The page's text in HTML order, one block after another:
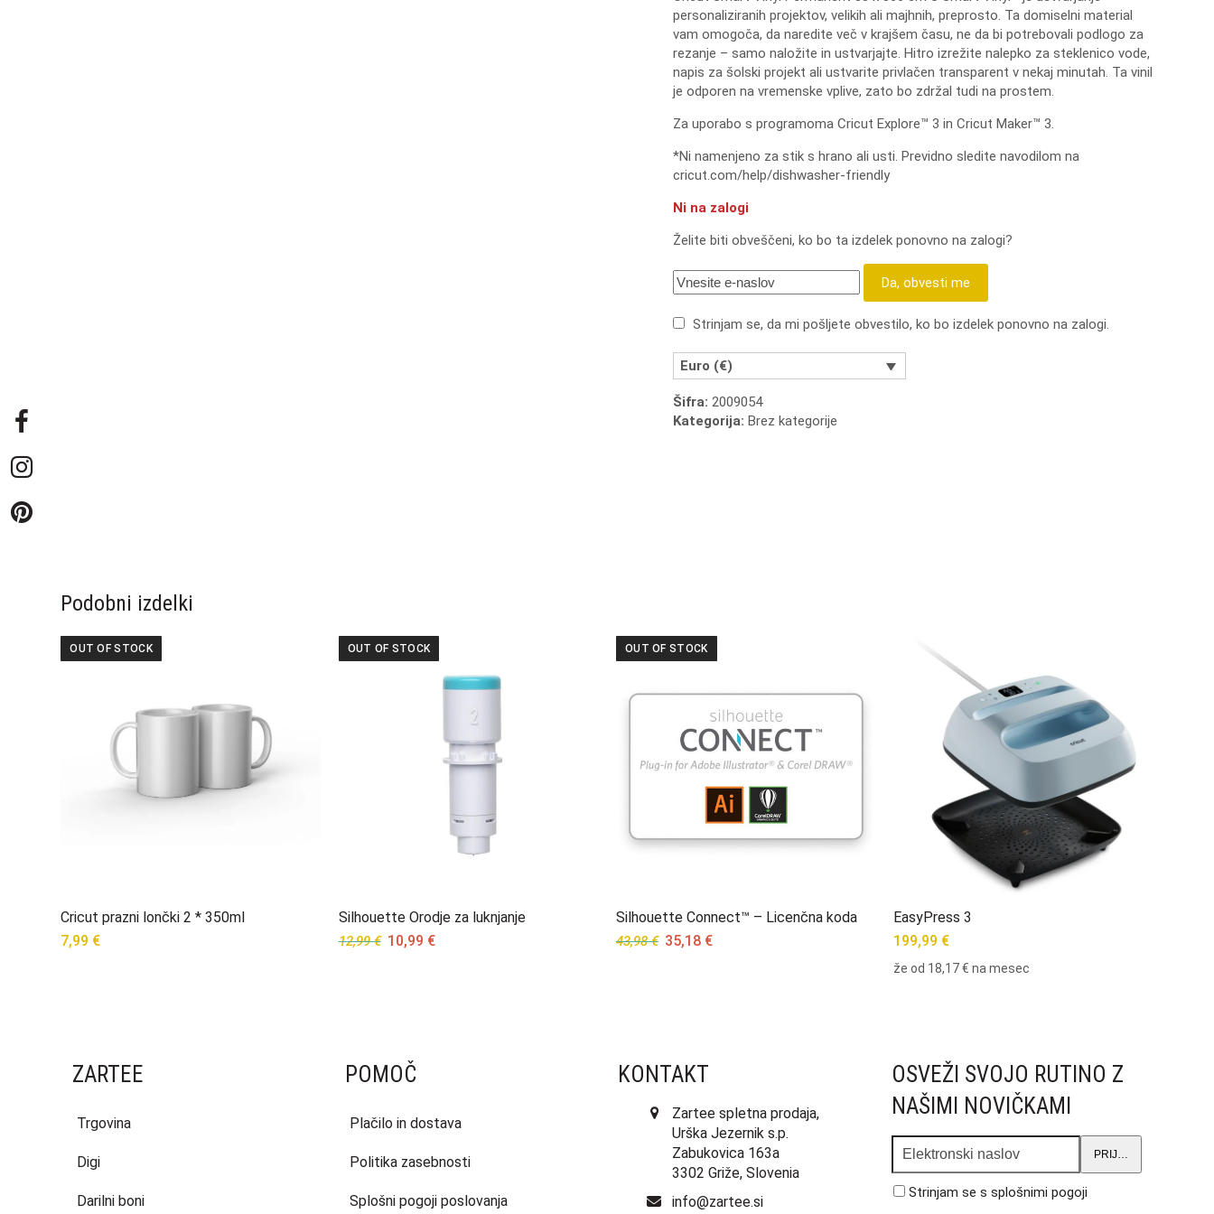
personaliziranih projektov, velikih ali majhnih, preprosto. Ta domiselni material
vam omogoča, da naredite več v krajšem času, ne da bi potrebovali podlogo za
rezanje – samo naložite in ustvarjajte. Hitro izrežite nalepko za steklenico vode,
napis za šolski projekt ali ustvarite privlačen transparent v nekaj minutah. Ta vinil
je odporen na vremenske vplive, zato bo zdržal tudi na prostem.
Za uporabo s programoma Cricut Explore™ 3 in Cricut Maker™ 3.
*Ni namenjeno za stik s hrano ali usti. Previdno sledite navodilom na
cricut.com/help/dishwasher-friendly
Ni na zalogi
Želite biti obveščeni, ko bo ta izdelek ponovno na zalogi?
Da, obvesti me
Strinjam se, da mi pošljete obvestilo, ko bo izdelek ponovno na zalogi.
Euro (€)
Šifra: 2009054
Kategorija: Brez kategorije
Podobni izdelki
OUT OF STOCK
Cricut prazni lončki 2 * 350ml
7,99 €
OUT OF STOCK
Silhouette Orodje za luknjanje
12,99€ Original
10,99 €Current
OUT OF STOCK
Silhouette Connect™ – Licenčna koda
43,98€ Original
35,18 €Current
EasyPress 3
199,99 €
že od 18,17 € na mesec
ZARTEE
Trgovina
Digi
Darilni boni
POMOČ
Plačilo in dostava
Politika zasebnosti
Splošni pogoji poslovanja
KONTAKT
Zartee spletna prodaja,
Urška Jezernik s.p.
Zabukovica 163a
3302 Griže, Slovenia
info@zartee.si
OSVEŽI SVOJO RUTINO Z
NAŠIMI NOVIČKAMI
Elektronski
naslov
PRIJAVA
Strinjam se s splošnimi pogoji